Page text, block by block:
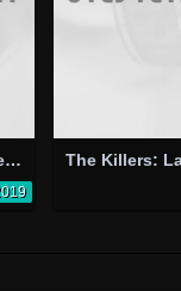
James Harries: Superstition